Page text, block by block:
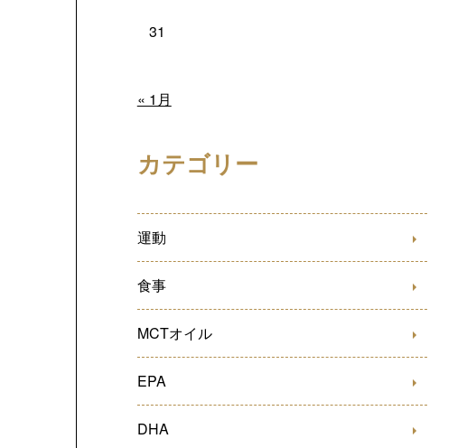
31
« 1月
カテゴリー
運動
食事
MCTオイル
EPA
DHA